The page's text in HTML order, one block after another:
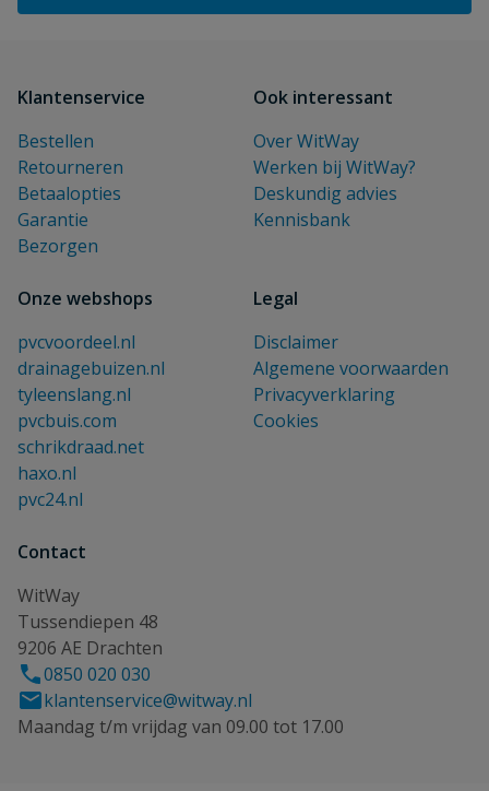
Klantenservice
Bestellen
Retourneren
Betaalopties
Garantie
Bezorgen
Ook interessant
Over WitWay
Werken bij WitWay?
Deskundig advies
Kennisbank
Onze webshops
pvcvoordeel.nl
drainagebuizen.nl
tyleenslang.nl
pvcbuis.com
schrikdraad.net
haxo.nl
pvc24.nl
Legal
Disclaimer
Algemene voorwaarden
Privacyverklaring
Cookies
Contact
WitWay
Tussendiepen 48
9206 AE Drachten
0850 020 030
klantenservice@witway.nl
Maandag t/m vrijdag van 09.00 tot 17.00